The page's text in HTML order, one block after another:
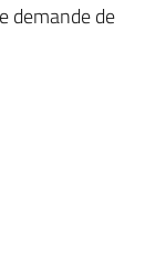
demande de